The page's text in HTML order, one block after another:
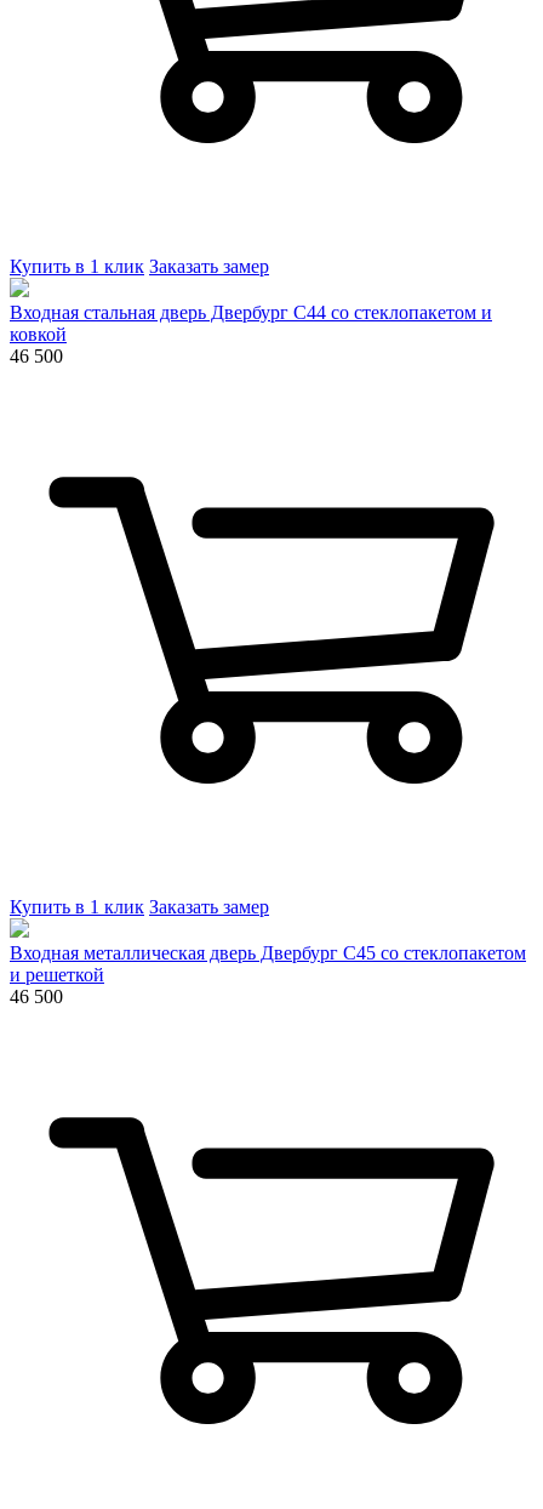
Купить в 1 клик Заказать замер
Входная стальная дверь Двербург С44 со стеклопакетом и
ковкой
46 500
Купить в 1 клик Заказать замер
Входная металлическая дверь Двербург С45 со стеклопакетом
и решеткой
46 500